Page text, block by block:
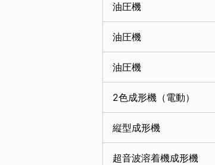
油圧機
油圧機
油圧機
2色成形機（電動）
縦型成形機
超音波溶着機成形機